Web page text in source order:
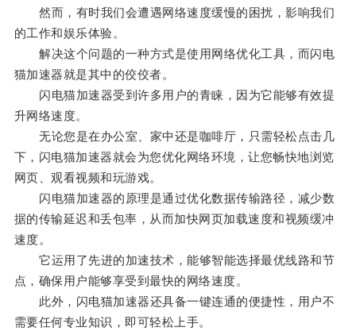
然而，有时我们会遭遇网络速度缓慢的困扰，影响我们
的工作和娱乐体验。
解决这个问题的一种方式是使用网络优化工具，而闪电
猫加速器就是其中的佼佼者。
闪电猫加速器受到许多用户的青睐，因为它能够有效提
升网络速度。
无论您是在办公室、家中还是咖啡厅，只需轻松点击几
下，闪电猫加速器就会为您优化网络环境，让您畅快地浏览
网页、观看视频和玩游戏。
闪电猫加速器的原理是通过优化数据传输路径，减少数
据的传输延迟和丢包率，从而加快网页加载速度和视频缓冲
速度。
它运用了先进的加速技术，能够智能选择最优线路和节
点，确保用户能够享受到最快的网络速度。
此外，闪电猫加速器还具备一键连通的便捷性，用户不
需要任何专业知识，即可轻松上手。